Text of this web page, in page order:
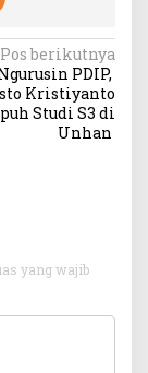
Pos berikutnya
PDIP,
Kristiyanto
Studi S3 di
Unhan
yang wajib